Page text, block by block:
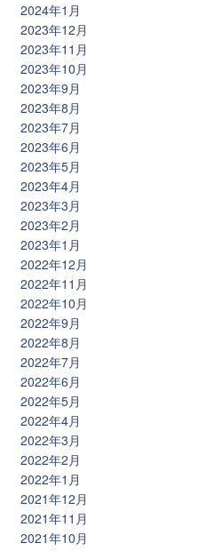
2024年1月
2023年12月
2023年11月
2023年10月
2023年9月
2023年8月
2023年7月
2023年6月
2023年5月
2023年4月
2023年3月
2023年2月
2023年1月
2022年12月
2022年11月
2022年10月
2022年9月
2022年8月
2022年7月
2022年6月
2022年5月
2022年4月
2022年3月
2022年2月
2022年1月
2021年12月
2021年11月
2021年10月